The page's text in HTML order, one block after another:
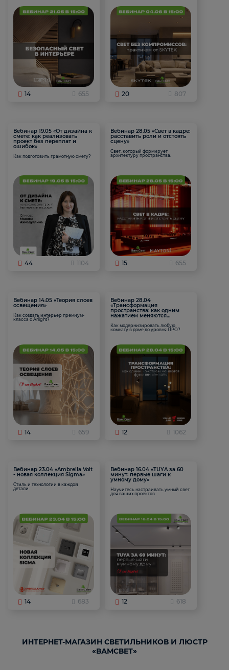
14 655 20 807
Вебинар 19.05 «От дизайна к
смете: как реализовать
проект без переплат и
ошибок»
Как подготовить грамотную смету?
44 1104
Вебинар 28.05 «Свет в кадре:
расставить роли и отстоять
сцену»
Свет, который формирует
архитектуру пространства.
15 655
Вебинар 14.05 «Теория слоев
освещения»
Как создать интерьер премиум-
класса с Arlight?
14 659
Вебинар 28.04
«Трансформация
пространства: как одним
нажатием меняются
Как модернизировать любую
комнату в доме до уровня ПРО?
12 1062
Вебинар 23.04 «Ambrella Volt
- новая коллекция Sigma»
Стиль и технологии в каждой
детали
14 683
Вебинар 16.04 «TUYA за 60
минут: первые шаги к
умному дому»
Научитесь настраивать умный свет
для ваших проектов
12 618
ИНТЕРНЕТ-МАГАЗИН СВЕТИЛЬНИКОВ И ЛЮСТР
«ВАМСВЕТ»